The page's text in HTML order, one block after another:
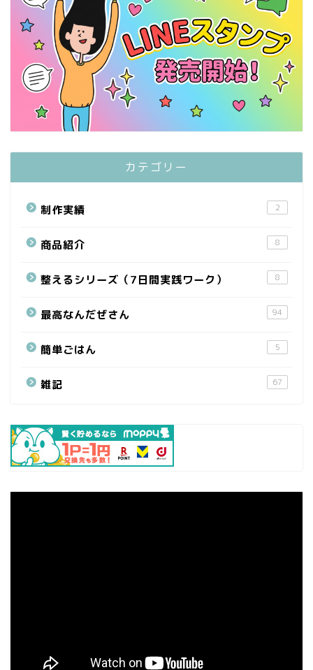
カテゴリー
制作実績 2
商品紹介 8
整えるシリーズ（7日間実践ワーク） 8
最高なんだぜさん 94
簡単ごはん 5
雑記 67